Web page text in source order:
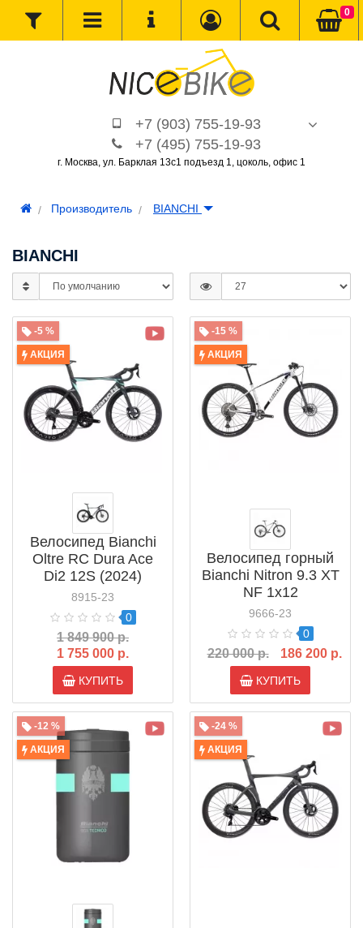
+7 (903) 755-19-93
+7 (495) 755-19-93
г. Москва, ул. Барклая 13с1 подъезд 1, цоколь, офис 1
0
Производитель BIANCHI
BIANCHI
-5 %
АКЦИЯ
Велосипед Bianchi
Oltre RC Dura Ace
Di2 12S (2024)
8915-23
0
1 849 900 р.
1 755 000 р.
КУПИТЬ
-15 %
АКЦИЯ
Велосипед горный
Bianchi Nitron 9.3 XT
NF 1x12
9666-23
0
220 000 р. 186 200 р.
КУПИТЬ
-12 %
АКЦИЯ
-24 %
АКЦИЯ